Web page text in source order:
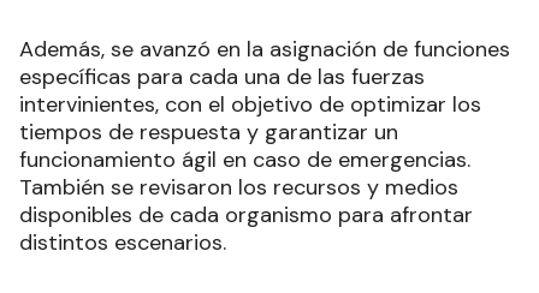
Además, se avanzó en la asignación de funciones
específicas para cada una de las fuerzas
intervinientes, con el objetivo de optimizar los
tiempos de respuesta y garantizar un
funcionamiento ágil en caso de emergencias.
También se revisaron los recursos y medios
disponibles de cada organismo para afrontar
distintos escenarios.